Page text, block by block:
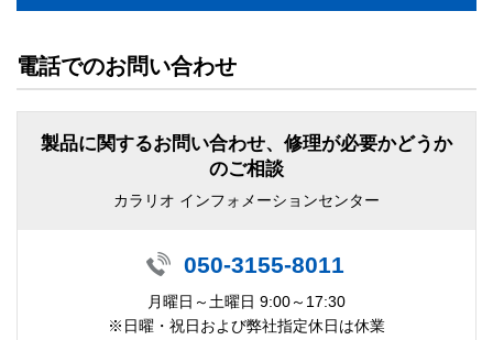
電話でのお問い合わせ
製品に関するお問い合わせ、修理が必要かどうか
のご相談
カラリオ インフォメーションセンター
050-3155-8011
月曜日～土曜日 9:00～17:30
※日曜・祝日および弊社指定休日は休業